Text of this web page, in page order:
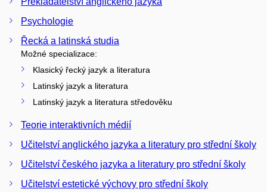
Psychologie
Řecká a latinská studia
Možné specializace:
Klasický řecký jazyk a literatura
Latinský jazyk a literatura
Latinský jazyk a literatura středověku
Teorie interaktivních médií
Učitelství anglického jazyka a literatury pro střední školy
Učitelství českého jazyka a literatury pro střední školy
Učitelství estetické výchovy pro střední školy